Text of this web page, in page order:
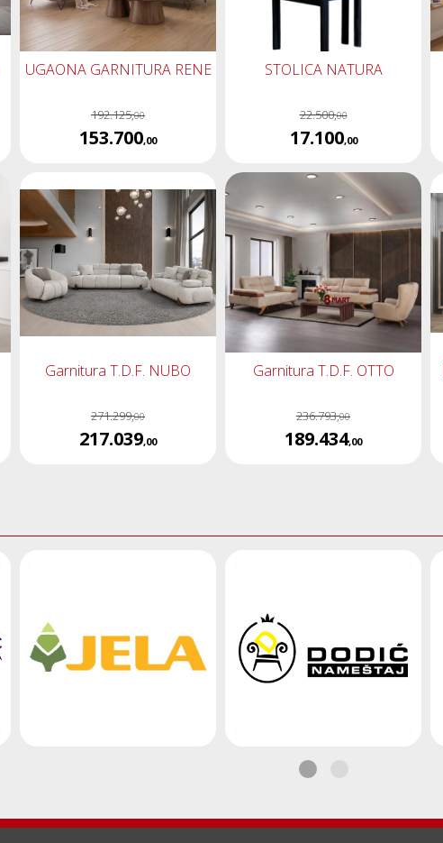
UGAONA GARNITURA RENE
192.125,00
153.700,00
STOLICA NATURA
22.500,00
17.100,00
Garnitura T.D.F. NUBO
271.299,00
217.039,00
Garnitura T.D.F. OTTO
236.793,00
189.434,00